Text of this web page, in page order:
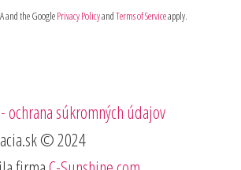
and the GooglePrivacy PolicyandTerms of Serviceapply.
ochrana súkromných údajov
© 2024